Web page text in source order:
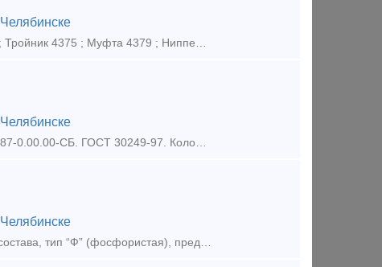
Челябинске
Замок автосцепки 106.01.002-0; Балочка центрирующая 106.00.011-0 ; Тройник 4375 ; Муфта 4379 ; Ниппель 4371 ; Штуцер 4370 ; Штуцер 4374 ; Кран концевой 4314 ; Кран концевой 4314Б ; Предохрани
Челябинске
Предлагаем к поставке: Колодка локомотивная гребневая тип М 44-5287-0.00.00-СБ. ГОСТ 30249-97. Колодка гребневая локомотивная тип М предназначена для установки на локомотивы м
Челябинске
Предлагаем к поставке: Колодка тормозная чугунная для подвижного состава, тип “Ф” (фосфористая), предназначена для моторвагонного подвижного состава железных дорог широкой колеи.